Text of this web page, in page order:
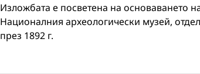
Изложбата е посветена на основаването
Националния археологически музей,
през 1892 г.